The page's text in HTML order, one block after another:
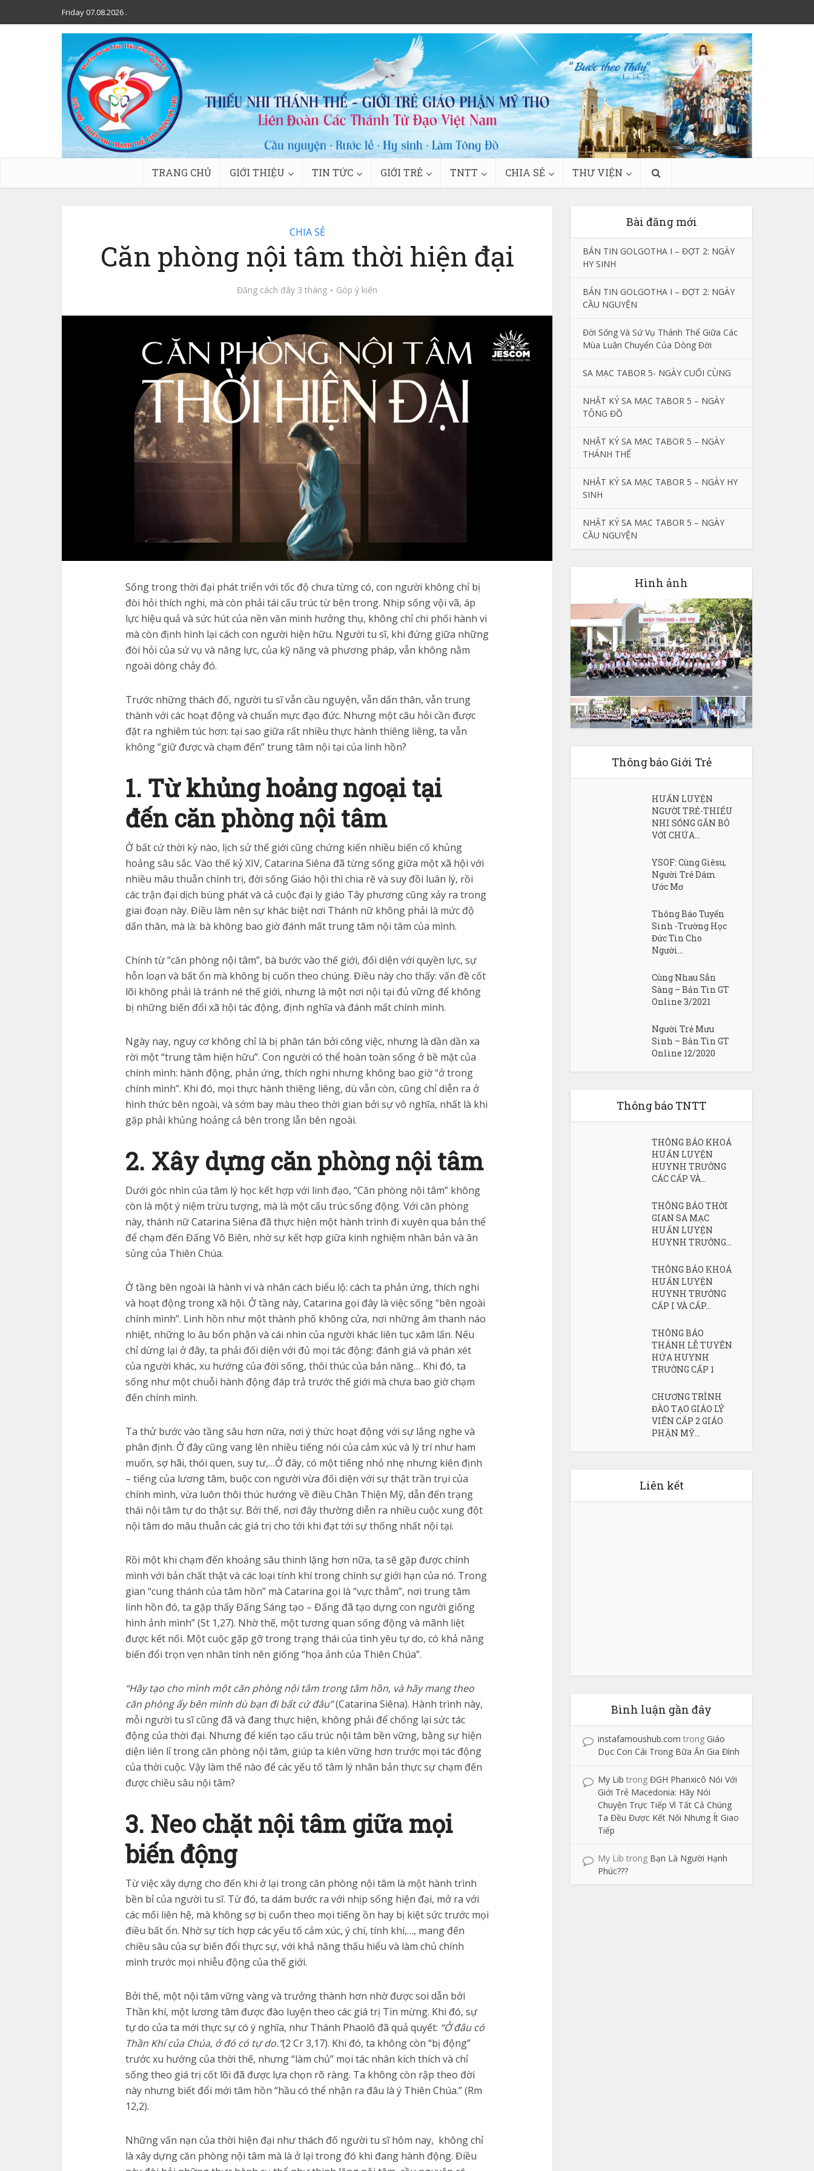
Friday 07.08.2026 .
TRANG CHỦ GIỚI THIỆU TIN TỨC GIỚI TRẺ TNTT CHIA SẺ THƯ VIỆN
CHIA SẺ
Căn phòng nội tâm thời hiện đại
Đăng cách đây 3 tháng Góp ý kiến
Sống trong thời đại phát triển với tốc độ chưa từng có, con người không chỉ bị
đòi hỏi thích nghi, mà còn phải tái cấu trúc từ bên trong. Nhịp sống vội vã, áp
lực hiệu quả và sức hút của nền văn minh hưởng thụ, không chỉ chi phối hành vi
mà còn định hình lại cách con người hiện hữu. Người tu sĩ, khi đứng giữa những
đòi hỏi của sứ vụ và năng lực, của kỹ năng và phương pháp, vẫn không nằm
ngoài dòng chảy đó.
Trước những thách đố, người tu sĩ vẫn cầu nguyện, vẫn dấn thân, vẫn trung
thành với các hoạt động và chuẩn mực đạo đức. Nhưng một câu hỏi cần được
đặt ra nghiêm túc hơn: tại sao giữa rất nhiều thực hành thiêng liêng, ta vẫn
không “giữ được và chạm đến” trung tâm nội tại của linh hồn?
1. Từ khủng hoảng ngoại tại
đến căn phòng nội tâm
Ở bất cứ thời kỳ nào, lịch sử thế giới cũng chứng kiến nhiều biến cố khủng
hoảng sâu sắc. Vào thế kỷ XIV, Catarina Siêna đã từng sống giữa một xã hội với
nhiều mâu thuẫn chính trị, đời sống Giáo hội thì chia rẽ và suy đồi luân lý, rồi
các trận đại dịch bùng phát và cả cuộc đại ly giáo Tây phương cũng xảy ra trong
giai đoạn này. Điều làm nên sự khác biệt nơi Thánh nữ không phải là mức độ
dấn thân, mà là: bà không bao giờ đánh mất trung tâm nội tâm của mình.
Chính từ “căn phòng nội tâm”, bà bước vào thế giới, đối diện với quyền lực, sự
hỗn loạn và bất ổn mà không bị cuốn theo chúng. Điều này cho thấy: vấn đề cốt
lõi không phải là tránh né thế giới, nhưng là một nơi nội tại đủ vững để không
bị những biến đổi xã hội tác động, định nghĩa và đánh mất chính mình.
Ngày nay, nguy cơ không chỉ là bị phân tán bởi công việc, nhưng là dần dần xa
rời một “trung tâm hiện hữu”. Con người có thể hoàn toàn sống ở bề mặt của
chính mình: hành động, phản ứng, thích nghi nhưng không bao giờ “ở trong
chính mình”. Khi đó, mọi thực hành thiêng liêng, dù vẫn còn, cũng chỉ diễn ra ở
hình thức bên ngoài, và sớm bay màu theo thời gian bởi sự vô nghĩa, nhất là khi
gặp phải khủng hoảng cả bên trong lẫn bên ngoài.
2. Xây dựng căn phòng nội tâm
Dưới góc nhìn của tâm lý học kết hợp với linh đạo, “Căn phòng nội tâm” không
còn là một ý niệm trừu tượng, mà là một cấu trúc sống động. Với căn phòng
này, thánh nữ Catarina Siêna đã thực hiện một hành trình đi xuyên qua bản thể
để chạm đến Đấng Vô Biên, nhờ sự kết hợp giữa kinh nghiệm nhân bản và ân
sủng của Thiên Chúa.
Ở tầng bên ngoài là hành vi và nhân cách biểu lộ: cách ta phản ứng, thích nghi
và hoạt động trong xã hội. Ở tầng này, Catarina gọi đây là việc sống “bên ngoài
chính mình”. Linh hồn như một thành phố không cửa, nơi những âm thanh náo
nhiệt, những lo âu bổn phận và cái nhìn của người khác liên tục xâm lấn. Nếu
chỉ dừng lại ở đây, ta phải đối diện với đủ mọi tác động: đánh giá và phán xét
của người khác, xu hướng của đời sống, thôi thúc của bản năng… Khi đó, ta
sống như một chuỗi hành động đáp trả trước thế giới mà chưa bao giờ chạm
đến chính mình.
Ta thử bước vào tầng sâu hơn nữa, nơi ý thức hoạt động với sự lắng nghe và
phân định. Ở đây cũng vang lên nhiều tiếng nói của cảm xúc và lý trí như ham
muốn, sợ hãi, thói quen, suy tư,…Ở đây, có một tiếng nhỏ nhẹ nhưng kiên định
– tiếng của lương tâm, buộc con người vừa đối diện với sự thật trần trụi của
chính mình, vừa luôn thôi thúc hướng về điều Chân Thiện Mỹ, dẫn đến trạng
thái nội tâm tự do thật sự. Bởi thế, nơi đây thường diễn ra nhiều cuộc xung đột
nội tâm do mâu thuẫn các giá trị cho tới khi đạt tới sự thống nhất nội tại.
Rồi một khi chạm đến khoảng sâu thinh lặng hơn nữa, ta sẽ gặp được chính
mình với bản chất thật và các loại tính khí trong chính sự giới hạn của nó. Trong
gian “cung thánh của tâm hồn” mà Catarina gọi là “vực thẳm”, nơi trung tâm
linh hồn đó, ta gặp thấy Đấng Sáng tạo – Đấng đã tạo dựng con người giống
hình ảnh mình” (St 1,27). Nhờ thế, một tương quan sống động và mãnh liệt
được kết nối. Một cuộc gặp gỡ trong trạng thái của tình yêu tự do, có khả năng
biến đổi trọn vẹn nhân tính nên giống “họa ảnh của Thiên Chúa”.
“Hãy tạo cho mình một căn phòng nội tâm trong tâm hồn, và hãy mang theo
căn phòng ấy bên mình dù bạn đi bất cứ đâu”(Catarina Siêna). Hành trình này,
mỗi người tu sĩ cũng đã và đang thực hiện, không phải để chống lại sức tác
động của thời đại. Nhưng để kiến tạo cấu trúc nội tâm bền vững, bằng sự hiện
diện liên lỉ trong căn phòng nội tâm, giúp ta kiên vững hơn trước mọi tác động
của thời cuộc. Vậy làm thế nào để các yếu tố tâm lý nhân bản thực sự chạm đến
được chiều sâu nội tâm?
3. Neo chặt nội tâm giữa mọi
biến động
Từ việc xây dựng cho đến khi ở lại trong căn phòng nội tâm là một hành trình
bền bỉ của người tu sĩ. Từ đó, ta dám bước ra với nhịp sống hiện đại, mở ra với
các mối liên hệ, mà không sợ bị cuốn theo mọi tiếng ồn hay bị kiệt sức trước mọi
điều bất ổn. Nhờ sự tích hợp các yếu tố cảm xúc, ý chí, tính khí,…, mang đến
chiều sâu của sự biến đổi thực sự, với khả năng thấu hiểu và làm chủ chính
mình trước mọi nhiễu động của thế giới.
Bởi thế, một nội tâm vững vàng và trưởng thành hơn nhờ được soi dẫn bởi
Thần khí, một lương tâm được đào luyện theo các giá trị Tin mừng. Khi đó, sự
tự do của ta mới thực sự có ý nghĩa, như Thánh Phaolô đã quả quyết: “Ở đâu có
Thần Khí của Chúa, ở đó có tự do.”(2 Cr 3,17). Khi đó, ta không còn “bị động”
trước xu hướng của thời thế, nhưng “làm chủ” mọi tác nhân kích thích và chỉ
sống theo giá trị cốt lõi đã được lựa chọn rõ ràng. Ta không còn rập theo đời
này nhưng biết đổi mới tâm hồn “hầu có thể nhận ra đâu là ý Thiên Chúa.” (Rm
12,2).
Những vấn nạn của thời hiện đại như thách đố người tu sĩ hôm nay, không chỉ
là xây dựng căn phòng nội tâm mà là ở lại trong đó khi đang hành động. Điều
Bài đăng mới
BẢN TIN GOLGOTHA I – ĐỢT 2: NGÀY
HY SINH
BẢN TIN GOLGOTHA I – ĐỢT 2: NGÀY
CẦU NGUYỆN
Đời Sống Và Sứ Vụ Thánh Thể Giữa Các
Mùa Luân Chuyển Của Dòng Đời
SA MẠC TABOR 5- NGÀY CUỐI CÙNG
NHẬT KÝ SA MẠC TABOR 5 – NGÀY
TÔNG ĐỒ
NHẬT KÝ SA MẠC TABOR 5 – NGÀY
THÁNH THỂ
NHẬT KÝ SA MẠC TABOR 5 – NGÀY HY
SINH
NHẬT KÝ SA MẠC TABOR 5 – NGÀY
CẦU NGUYỆN
Hình ảnh
Thông báo Giới Trẻ
HUẤN LUYỆN
NGƯỜI TRẺ-THIẾU
NHI SỐNG GẮN BÓ
VỚI CHÚA...
YSOF: Cùng Giêsu,
Người Trẻ Dám
Ước Mơ
Thông Báo Tuyển
Sinh -Trường Học
Đức Tin Cho
Người...
Cùng Nhau Sẳn
Sàng – Bản Tin GT
Online 3/2021
Người Trẻ Mưu
Sinh – Bản Tin GT
Online 12/2020
Thông báo TNTT
THÔNG BÁO KHOÁ
HUẤN LUYỆN
HUYNH TRƯỞNG
CÁC CẤP VÀ...
THÔNG BÁO THỜI
GIAN SA MẠC
HUẤN LUYỆN
HUYNH TRƯỞNG...
THÔNG BÁO KHOÁ
HUẤN LUYỆN
HUYNH TRƯỞNG
CẤP I VÀ CẤP...
THÔNG BÁO
THÁNH LỄ TUYÊN
HỨA HUYNH
TRƯỞNG CẤP 1
CHƯƠNG TRÌNH
ĐÀO TẠO GIÁO LÝ
VIÊN CẤP 2 GIÁO
PHẬN MỸ...
Liên kết
Bình luận gần đây
instafamoushub.com trong Giáo
Dục Con Cái Trong Bữa Ăn Gia Đình
My Lib trong ĐGH Phanxicô Nói Với
Giới Trẻ Macedonia: Hãy Nói
Chuyện Trực Tiếp Vì Tất Cả Chúng
Ta Đều Được Kết Nối Nhưng Ít Giao
Tiếp
My Lib trong Bạn Là Người Hạnh
Phúc???